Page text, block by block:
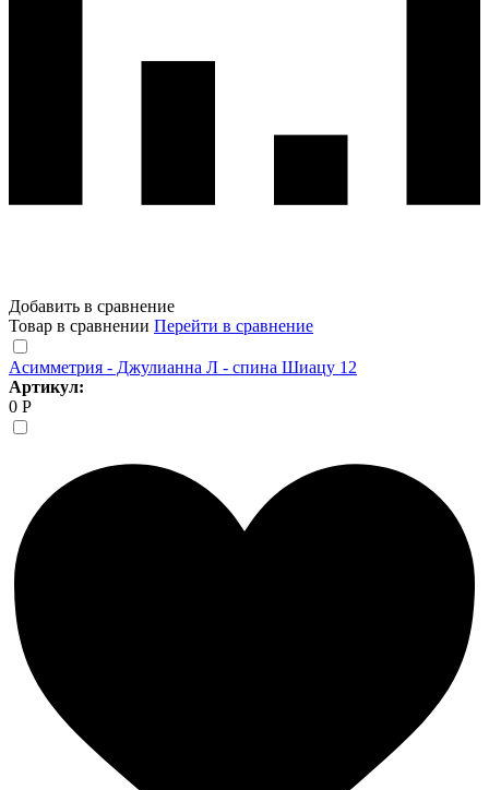
Добавить в сравнение
Товар в сравнении Перейти в сравнение
Асимметрия - Джулианна Л - спина Шиацу 12
Артикул:
0 Р